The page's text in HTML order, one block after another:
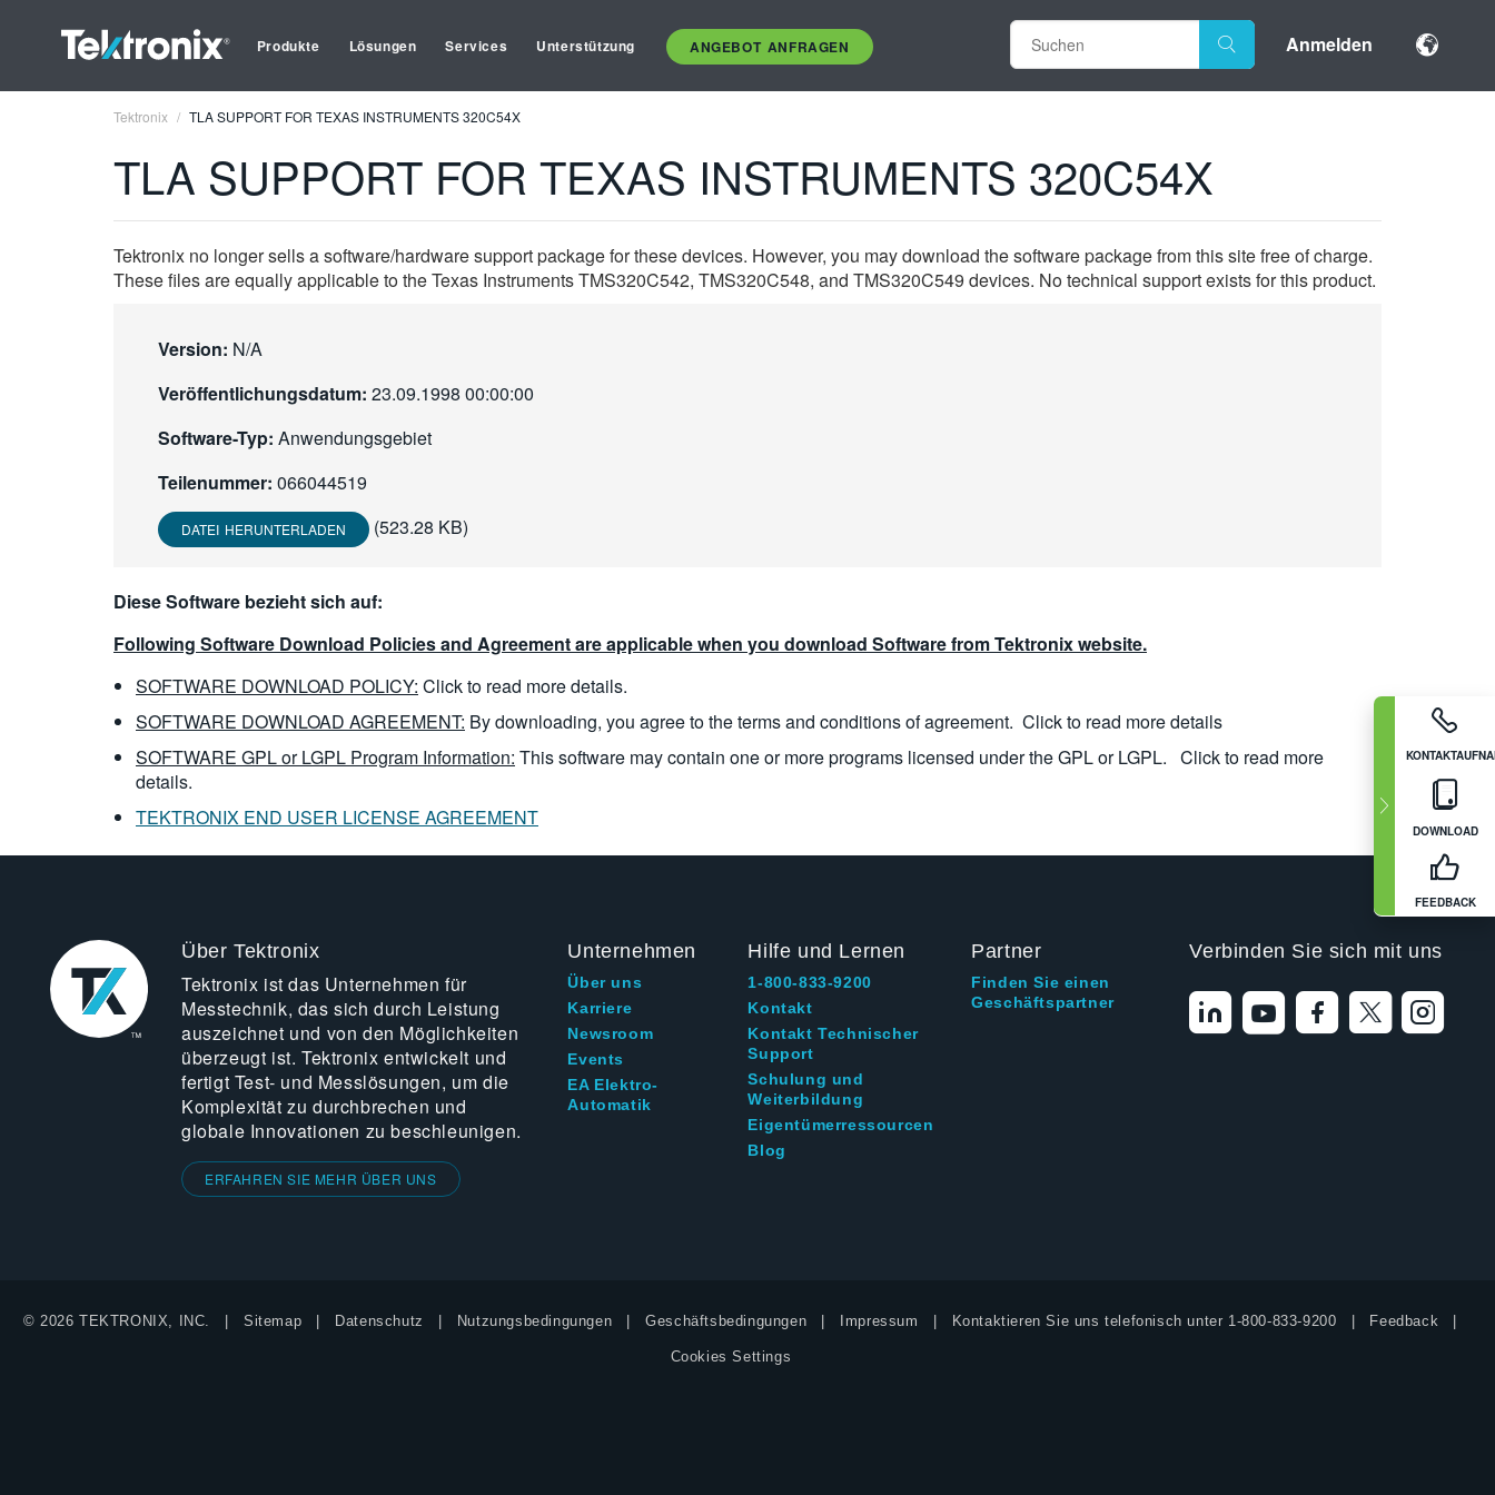
Produkte Lösungen Services Unterstützung ANGEBOT ANFRAGEN Anmelden
DOWNLOAD
FEEDBACK
Tektronix TLA SUPPORT FOR TEXAS INSTRUMENTS 320C54X
TLA SUPPORT FOR TEXAS INSTRUMENTS 320C54X
Tektronix no longer sells a software/hardware support package for these devices. However, you may download the software package from this site free of charge.
These files are equally applicable to the Texas Instruments TMS320C542, TMS320C548, and TMS320C549 devices. No technical support exists for this product.
Version: N/A
Veröffentlichungsdatum: 23.09.1998 00:00:00
Software-Typ: Anwendungsgebiet
Teilenummer: 066044519
DATEI HERUNTERLADEN (523.28 KB)
Diese Software bezieht sich auf:
Following Software Download Policies and Agreement are applicable when you download Software from Tektronix website.
SOFTWARE DOWNLOAD POLICY: Click to read more details.
SOFTWARE DOWNLOAD AGREEMENT: By downloading, you agree to the terms and conditions of agreement. Click to read more details
SOFTWARE GPL or LGPL Program Information: This software may contain one or more programs licensed under the GPL or LGPL. Click to read more
details.
TEKTRONIX END USER LICENSE AGREEMENT
Über Tektronix
Tektronix ist das Unternehmen für
Messtechnik, das sich durch Leistung
auszeichnet und von den Möglichkeiten
überzeugt ist. Tektronix entwickelt und
fertigt Test- und Messlösungen, um die
Komplexität zu durchbrechen und
globale Innovationen zu beschleunigen.
ERFAHREN SIE MEHR ÜBER UNS
Unternehmen
Über uns
Karriere
Newsroom
Events
EA Elektro-
Automatik
Hilfe und Lernen
1-800-833-9200
Kontakt
Kontakt Technischer
Support
Schulung und
Weiterbildung
Eigentümerressourcen
Blog
Partner
Finden Sie einen
Geschäftspartner
Verbinden Sie sich mit uns
© 2026 TEKTRONIX, INC. Sitemap Datenschutz Nutzungsbedingungen Geschäftsbedingungen Impressum Kontaktieren Sie uns telefonisch unter 1-800-833-9200 Feedback
Cookies Settings